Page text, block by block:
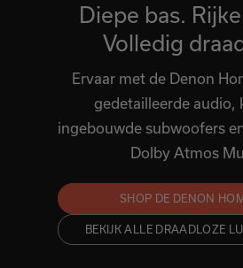
Diepe bas.
Volledig
Ervaar met de Denon
gedetailleerde audio,
ingebouwde subwoofers
Dolby Atmos
SHOP DE DENON
BEKIJK ALLE DRAADLOZE